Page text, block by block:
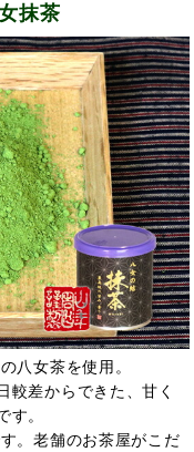
抹茶
八女茶を使用。
較差からできた、甘く
す。
。老舗のお茶屋がこだ